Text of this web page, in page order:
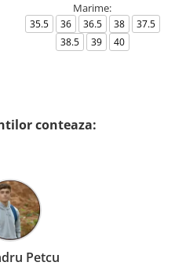
Marime:
35.5 36 36.5 38
37.5
38.5
39 40
conteaza:
Petcu